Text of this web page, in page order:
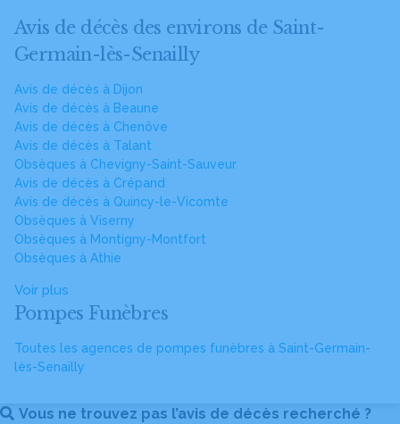
Avis de décès des environs de Saint-
Germain-lès-Senailly
Avis de décès à Dijon
Avis de décès à Beaune
Avis de décès à Chenôve
Avis de décès à Talant
Obsèques à Chevigny-Saint-Sauveur
Avis de décès à Crépand
Avis de décès à Quincy-le-Vicomte
Obsèques à Viserny
Obsèques à Montigny-Montfort
Obsèques à Athie
Voir plus
Pompes Funèbres
Toutes les agences de pompes funèbres à Saint-Germain-
lès-Senailly
Vous ne trouvez pas l’avis de décès recherché ?